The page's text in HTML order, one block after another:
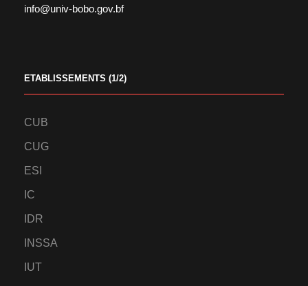
info@univ-bobo.gov.bf
ETABLISSEMENTS (1/2)
CUB
CUG
ESI
IC
IDR
INSSA
IUT